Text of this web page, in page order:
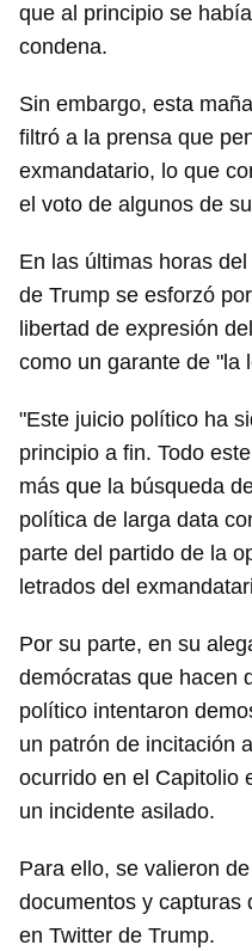
que al principio se
condena.
Sin embargo, esta
filtró a la prensa que
exmandatario, lo que
el voto de algunos de
En las últimas horas
de Trump se esforzó
libertad de expresión
como un garante de "la
"Este juicio político ha
principio a fin. Todo
más que la búsqueda
política de larga data
parte del partido de la
letrados del
Por su parte, en su
demócratas que hacen
político intentaron
un patrón de incitación
ocurrido en el Capitolio
un incidente asilado.
Para ello, se valieron
documentos y capturas
en Twitter de Trump.